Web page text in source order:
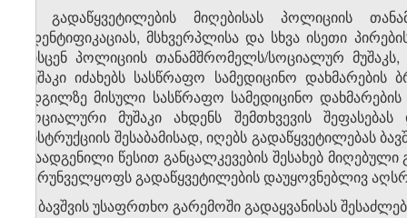
4. გადაწყვეტილების მიღებისას პოლიციის
იდენტიფიკაციას, მსხვერპლისა და სხვა ისეთი
მისცენ პოლიციის თანამშრომელს/სოციალურ
მუშაკი იძახებს სასწრაფო სამედიცინო
ადგილზე მისული სასწრაფო სამედიცინო
სოციალური მუშაკი ახდენს შემთხვევის
ინსტრუქციის შესაბამისად, იღებს გადაწყვეტილებას
დაადგენილი წესით განცალკევების შესახებ
უზრუნველყოფს გადაწყვეტილების დაუყოვნებლივ
5. ბავშვის უსაფრთხო გარემოში გადაყვანისას